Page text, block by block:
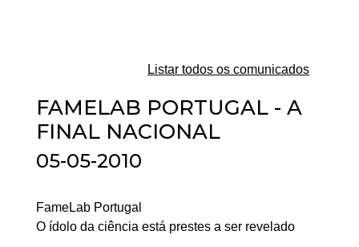
Listar todos os comunicados
FAMELAB PORTUGAL - A
FINAL NACIONAL
05-05-2010
FameLab Portugal
O ídolo da ciência está prestes a ser revelado